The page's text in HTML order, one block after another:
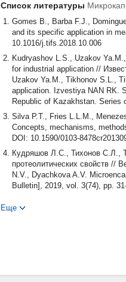
Список литературы
Gomes B., Barba F.J.,
and its specific application in
10.1016/j.tifs.2018.10.006
Kudryashov L.S., Uzakov
for industrial application //
Uzakov Ya.M., Tikhonov S.L.,
application. Izvestiya NAN RK.
Republic of Kazakhstan. Series
Silva P.T., Fries L.L.M.,
Concepts, mechanisms,
DOI: 10.1590/0103-
Кудряшов Л.С., Тихонов С.Л.,
протеолитических свойств //
N.V., Dyachkova A.V.
Bulletin], 2019, vol. 3(74), pp.
amyloliquefaciens SP1 isolated
Маковская Ю.В., Гордиенко
Еще